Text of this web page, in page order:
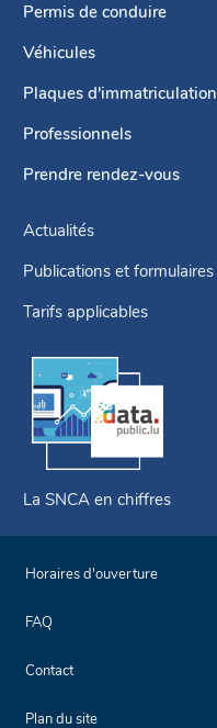
Menu
de
navigation
Permis de conduire
Véhicules
Plaques d'immatriculation
Professionnels
Prendre rendez-vous
Actualités
Publications et formulaires
Tarifs applicables
La SNCA en chiffres
Horaires d'ouverture
FAQ
Contact
Plan du site